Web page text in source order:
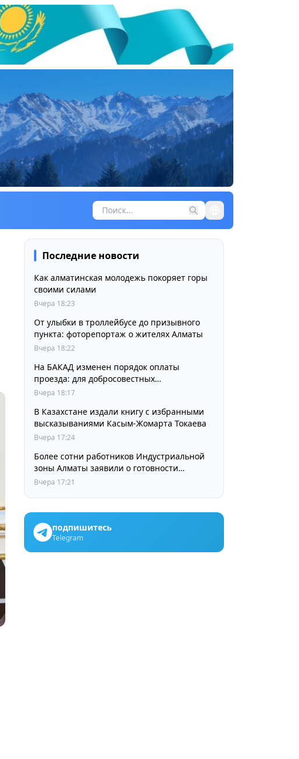
Последние новости
Как алматинская молодежь покоряет горы
своими силами
Вчера 18:23
От улыбки в троллейбусе до призывного
пункта: фоторепортаж о жителях Алматы
Вчера 18:22
На БАКАД изменен порядок оплаты
проезда: для добросовестных
пользователей стоимость остается
Вчера 18:17
В Казахстане издали книгу с избранными
высказываниями Касым-Жомарта Токаева
Вчера 17:24
Более сотни работников Индустриальной
зоны Алматы заявили о готовности
принять участие в выборах членов
Вчера 17:21
подпишитесь
Telegram